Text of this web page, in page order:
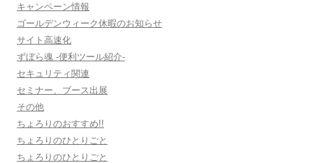
キャンペーン情報
ゴールデンウィーク休暇のお知らせ
サイト高速化
ずぼら魂 -便利ツール紹介-
セキュリティ関連
セミナー、ブース出展
その他
ちょろりのおすすめ!!
ちょろりのひとりごと
ちょろりのひとりごと